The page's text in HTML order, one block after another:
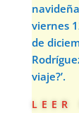
viernes
de
viaje?’.
leer